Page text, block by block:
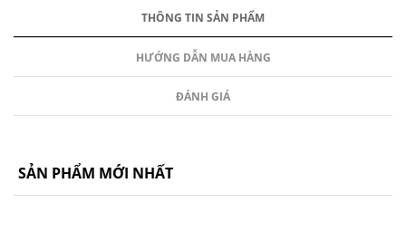
THÔNG TIN SẢN PHẨM
HƯỚNG DẪN MUA HÀNG
ĐÁNH GIÁ
SẢN PHẨM MỚI NHẤT